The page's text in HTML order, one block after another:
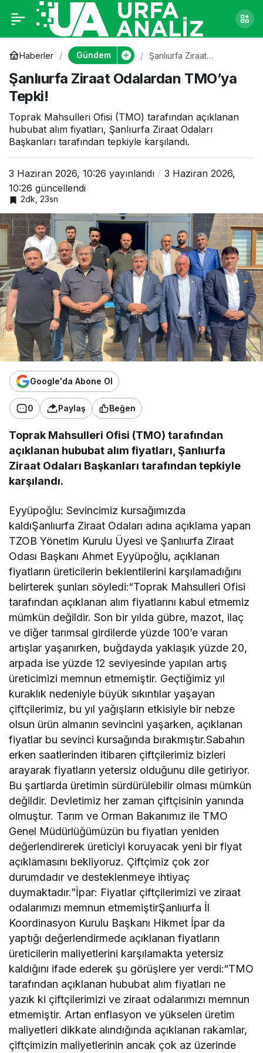
Haberler Gündem
Şanlıurfa Ziraat
Tepki!
Şanlıurfa Ziraat Odalardan TMO’ya
Tepki!
Toprak Mahsulleri Ofisi (TMO) tarafından açıklanan
hububat alım fiyatları, Şanlıurfa Ziraat Odaları
Başkanları tarafından tepkiyle karşılandı.
3 Haziran 2026, 10:26 yayınlandı
3 Haziran 2026,
10:26 güncellendi
2dk, 23sn
Google'da Abone Ol
0 Paylaş Beğen
Toprak Mahsulleri Ofisi (TMO) tarafından
açıklanan hububat alım fiyatları, Şanlıurfa
Ziraat Odaları Başkanları tarafından tepkiyle
karşılandı.
Eyyüpoğlu: Sevincimiz kursağımızda
kaldıŞanlıurfa Ziraat Odaları adına açıklama yapan
TZOB Yönetim Kurulu Üyesi ve Şanlıurfa Ziraat
Odası Başkanı Ahmet Eyyüpoğlu, açıklanan
fiyatların üreticilerin beklentilerini karşılamadığını
belirterek şunları söyledi:“Toprak Mahsulleri Ofisi
tarafından açıklanan alım fiyatlarını kabul etmemiz
mümkün değildir. Son bir yılda gübre, mazot, ilaç
ve diğer tarımsal girdilerde yüzde 100’e varan
artışlar yaşanırken, buğdayda yaklaşık yüzde 20,
arpada ise yüzde 12 seviyesinde yapılan artış
üreticimizi memnun etmemiştir. Geçtiğimiz yıl
kuraklık nedeniyle büyük sıkıntılar yaşayan
çiftçilerimiz, bu yıl yağışların etkisiyle bir nebze
olsun ürün almanın sevincini yaşarken, açıklanan
fiyatlar bu sevinci kursağında bırakmıştır.Sabahın
erken saatlerinden itibaren çiftçilerimiz bizleri
arayarak fiyatların yetersiz olduğunu dile getiriyor.
Bu şartlarda üretimin sürdürülebilir olması mümkün
değildir. Devletimiz her zaman çiftçisinin yanında
olmuştur. Tarım ve Orman Bakanımız ile TMO
Genel Müdürlüğümüzün bu fiyatları yeniden
değerlendirerek üreticiyi koruyacak yeni bir fiyat
açıklamasını bekliyoruz. Çiftçimiz çok zor
durumdadır ve desteklenmeye ihtiyaç
duymaktadır.”İpar: Fiyatlar çiftçilerimizi ve ziraat
odalarımızı memnun etmemiştirŞanlıurfa İl
Koordinasyon Kurulu Başkanı Hikmet İpar da
yaptığı değerlendirmede açıklanan fiyatların
üreticilerin maliyetlerini karşılamakta yetersiz
kaldığını ifade ederek şu görüşlere yer verdi:“TMO
tarafından açıklanan hububat alım fiyatları ne
yazık ki çiftçilerimizi ve ziraat odalarımızı memnun
etmemiştir. Artan enflasyon ve yükselen üretim
maliyetleri dikkate alındığında açıklanan rakamlar,
çiftçimizin maliyetlerinin ancak çok az üzerinde
Şanlıurfa Ziraat
Odalardan TMO’ya
Tepki!
0